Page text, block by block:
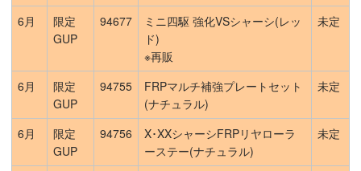
6月
限定
GUP
94677
ミニ四駆 強化VSシャーシ(レッ
ド)
※再販
未定
6月
限定
GUP
94755
FRPマルチ補強プレートセット
(ナチュラル)
未定
6月
限定
GUP
94756
X･XXシャーシFRPリヤローラ
ーステー(ナチュラル)
未定